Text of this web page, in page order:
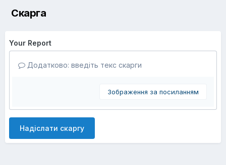
Скарга
Your Report
Додатково: введіть текс скарги
Зображення за посиланням
Надіслати скаргу